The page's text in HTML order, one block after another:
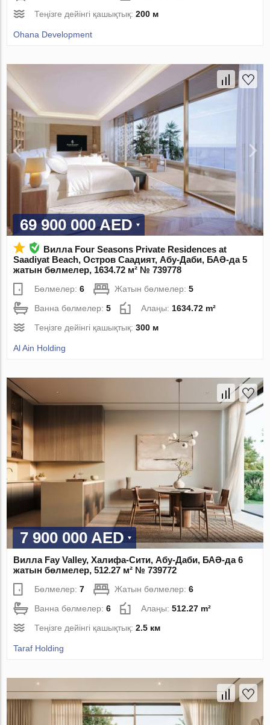
Теңізге дейінгі қашықтық:200 м
Ohana Development
69 900 000 AED
Вилла Four Seasons Private Residences at
Saadiyat Beach, Остров Саадият, Абу-Даби, БАӘ-да 5
жатын бөлмелер, 1634.72 м² № 739778
Бөлмелер:6 Жатын бөлмелер:5
Ванна бөлмелер:5 Алаңы: 1634.72 m²
Теңізге дейінгі қашықтық:300 м
Al Ain Holding
7 900 000 AED
Вилла Fay Valley, Халифа-Сити, Абу-Даби, БАӘ-да 6
жатын бөлмелер, 512.27 м² № 739772
Бөлмелер:7 Жатын бөлмелер:6
Ванна бөлмелер:6 Алаңы:512.27 m²
Теңізге дейінгі қашықтық:2.5 км
Taraf Holding